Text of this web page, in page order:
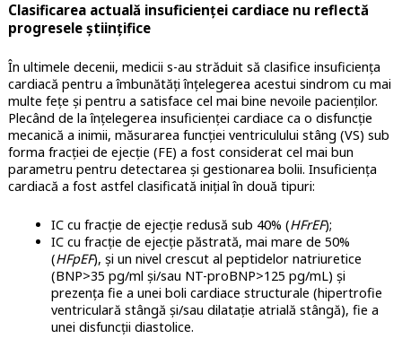
Clasificarea actuală insuficienței cardiace nu reflectă
progresele științifice
În ultimele decenii, medicii s-au străduit să clasifice insuficiența
cardiacă pentru a îmbunătăți înțelegerea acestui sindrom cu mai
multe fețe și pentru a satisface cel mai bine nevoile pacienților.
Plecând de la înțelegerea insuficienței cardiace ca o disfuncție
mecanică a inimii, măsurarea funcției ventriculului stâng (VS) sub
forma fracției de ejecție (FE) a fost considerat cel mai bun
parametru pentru detectarea și gestionarea bolii. Insuficiența
cardiacă a fost astfel clasificată inițial în două tipuri:
IC cu fracție de ejecție redusă sub 40% (HFrEF);
IC cu fracție de ejecție păstrată, mai mare de 50%
(HFpEF), și un nivel crescut al peptidelor natriuretice
(BNP>35 pg/ml și/sau NT-proBNP>125 pg/mL) și
prezența fie a unei boli cardiace structurale (hipertrofie
ventriculară stângă și/sau dilatație atrială stângă), fie a
unei disfuncții diastolice.